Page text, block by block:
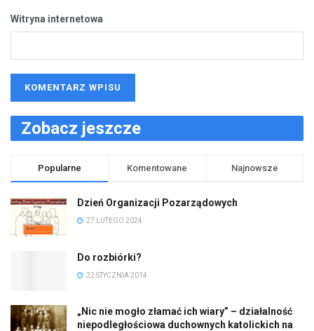
Witryna internetowa
Zobacz jeszcze
Popularne Komentowane Najnowsze
Dzień Organizacji Pozarządowych
27 LUTEGO 2024
Do rozbiórki?
22 STYCZNIA 2014
„Nic nie mogło złamać ich wiary” – działalność
niepodległościowa duchownych katolickich na